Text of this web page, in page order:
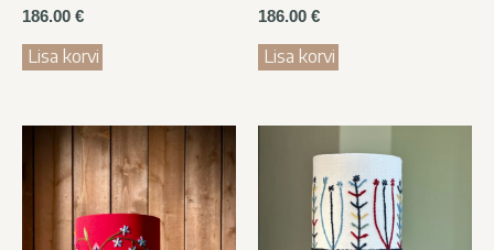
186.00 €
Lisa korvi
186.00 €
Lisa korvi